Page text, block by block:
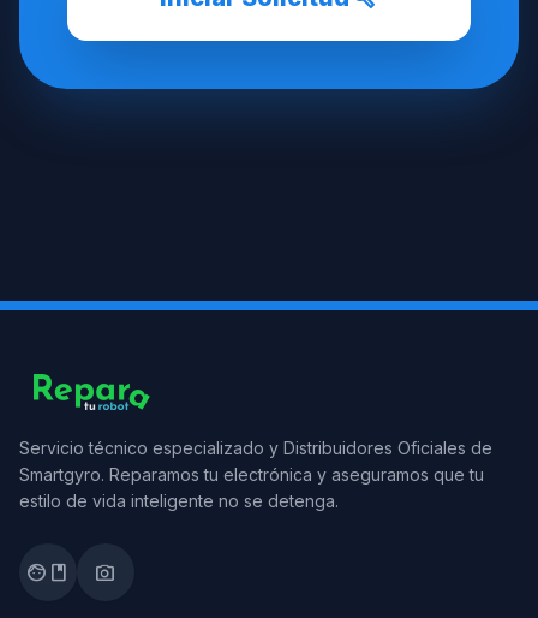
Servicio técnico especializado y Distribuidores Oficiales de
Smartgyro. Reparamos tu electrónica y aseguramos que tu
estilo de vida inteligente no se detenga.
facebook photo_camera